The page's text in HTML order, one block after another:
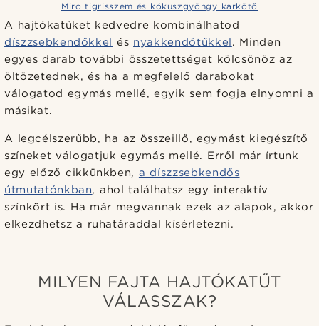
Miro tigrisszem és kókuszgyöngy karkötő
A hajtókatűket kedvedre kombinálhatod
díszzsebkendőkkel
és nyakkendőtűkkel . Minden
egyes darab további összetettséget kölcsönöz az
öltözetednek, és ha a megfelelő darabokat
válogatod egymás mellé, egyik sem fogja elnyomni a
másikat.
A legcélszerűbb, ha az összeillő, egymást kiegészítő
színeket válogatjuk egymás mellé. Erről már írtunk
egy előző cikkünkben, a díszzsebkendős
útmutatónkban, ahol találhatsz egy interaktív
színkört is. Ha már megvannak ezek az alapok, akkor
elkezdhetsz a ruhatáraddal kísérletezni.
MILYEN FAJTA HAJTÓKATŰT
VÁLASSZAK?